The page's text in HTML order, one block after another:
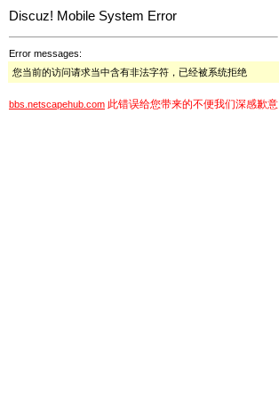
Discuz! Mobile System Error
Error messages:
您当前的访问请求当中含有非法字符，已经被系统拒绝
bbs.netscapehub.com 此错误给您带来的不便我们深感歉意